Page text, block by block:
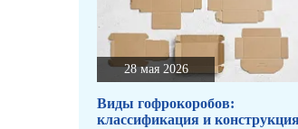
28 мая 2026
Виды гофрокоробов:
классификация и